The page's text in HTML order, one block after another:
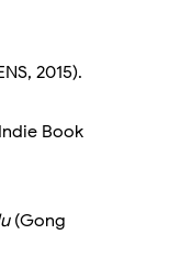
2015).
Book
(Gong